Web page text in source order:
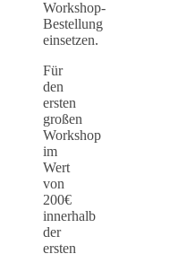
Workshop-
Bestellung
einsetzen.
Für
den
ersten
großen
Workshop
im
Wert
von
200€
innerhalb
der
ersten